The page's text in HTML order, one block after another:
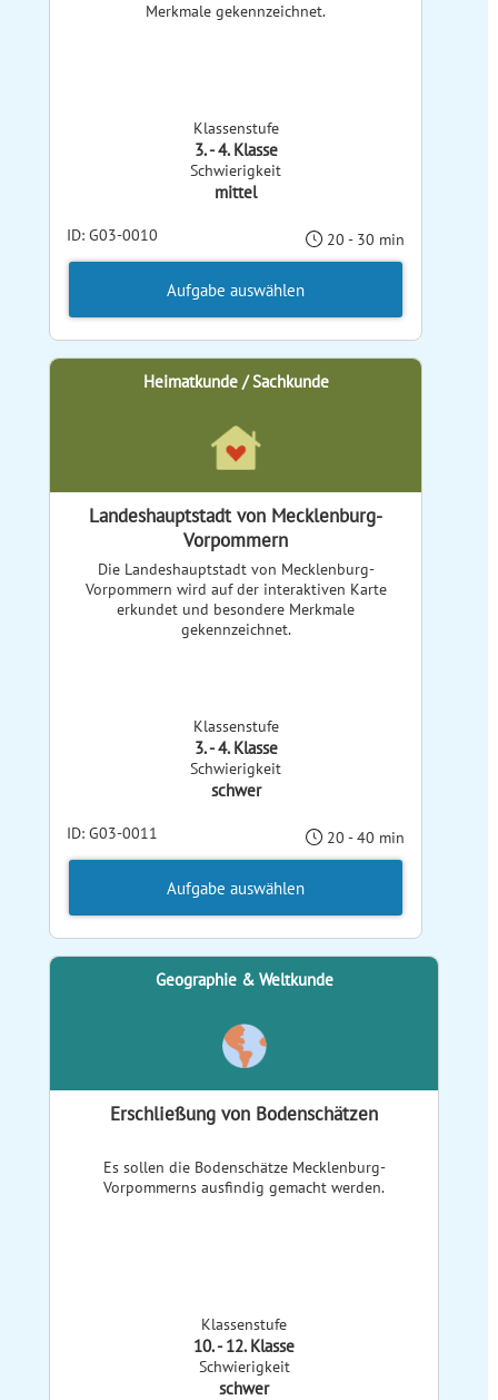
Merkmale gekennzeichnet.
Klassenstufe
3. - 4. Klasse
Schwierigkeit
mittel
ID: G03-0010 20 - 30 min
Aufgabe auswählen
Heimatkunde / Sachkunde
Landeshauptstadt von Mecklenburg-
Vorpommern
Die Landeshauptstadt von Mecklenburg-
Vorpommern wird auf der interaktiven Karte
erkundet und besondere Merkmale
gekennzeichnet.
Klassenstufe
3. - 4. Klasse
Schwierigkeit
schwer
ID: G03-0011 20 - 40 min
Aufgabe auswählen
Geographie & Weltkunde
Erschließung von Bodenschätzen
Es sollen die Bodenschätze Mecklenburg-
Vorpommerns ausfindig gemacht werden.
Klassenstufe
10. - 12. Klasse
Schwierigkeit
schwer